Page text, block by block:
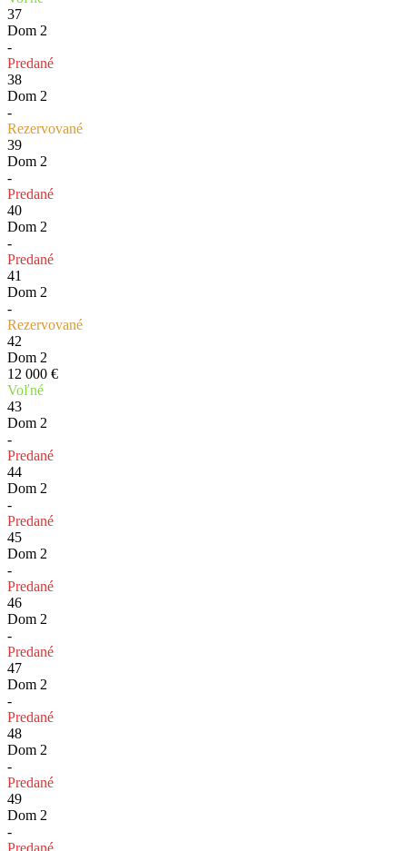
37
Dom 2
-
Predané
38
Dom 2
-
Rezervované
39
Dom 2
-
Predané
40
Dom 2
-
Predané
41
Dom 2
-
Rezervované
42
Dom 2
12 000 €
Voľné
43
Dom 2
-
Predané
44
Dom 2
-
Predané
45
Dom 2
-
Predané
46
Dom 2
-
Predané
47
Dom 2
-
Predané
48
Dom 2
-
Predané
49
Dom 2
-
Predané